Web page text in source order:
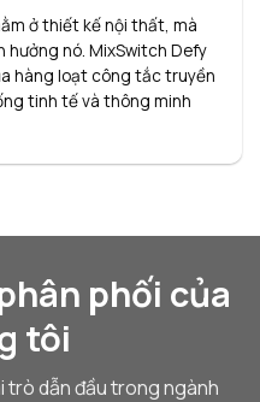
ở thiết kế nội thất, mà
hưởng nó. MixSwitch Defy
hàng loạt công tắc truyền
tinh tế và thông minh
phối của
tôi
trò dẫn đầu trong ngành